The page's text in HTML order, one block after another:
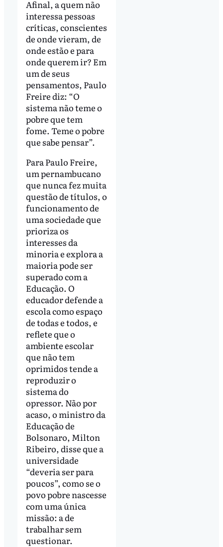
Afinal, a quem não
interessa pessoas
críticas, conscientes
de onde vieram, de
onde estão e para
onde querem ir? Em
um de seus
pensamentos, Paulo
Freire diz: “O
sistema não teme o
pobre que tem
fome. Teme o pobre
que sabe pensar”.
Para Paulo Freire,
um pernambucano
que nunca fez muita
questão de títulos, o
funcionamento de
uma sociedade que
prioriza os
interesses da
minoria e explora a
maioria pode ser
superado com a
Educação. O
educador defende a
escola como espaço
de todas e todos, e
reflete que o
ambiente escolar
que não tem
oprimidos tende a
reproduzir o
sistema do
opressor. Não por
acaso, o ministro da
Educação de
Bolsonaro, Milton
Ribeiro, disse que a
universidade
“deveria ser para
poucos”, como se o
povo pobre nascesse
com uma única
missão: a de
trabalhar sem
questionar.